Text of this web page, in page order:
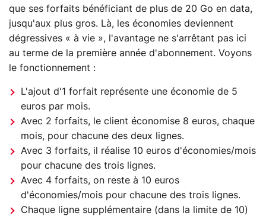
que ses forfaits bénéficiant de plus de 20 Go en data,
jusqu'aux plus gros. Là, les économies deviennent
dégressives « à vie », l'avantage ne s'arrêtant pas ici
au terme de la première année d'abonnement. Voyons
le fonctionnement :
L'ajout d'1 forfait représente une économie de 5
euros par mois.
Avec 2 forfaits, le client économise 8 euros, chaque
mois, pour chacune des deux lignes.
Avec 3 forfaits, il réalise 10 euros d'économies/mois
pour chacune des trois lignes.
Avec 4 forfaits, on reste à 10 euros
d'économies/mois pour chacune des trois lignes.
Chaque ligne supplémentaire (dans la limite de 10)